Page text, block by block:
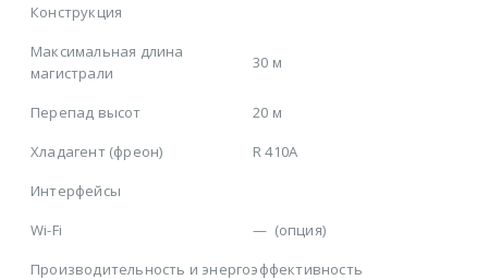
Конструкция
Максимальная длина
магистрали
30 м
Перепад высот
20 м
Хладагент (фреон)
R 410A
Интерфейсы
Wi-Fi
— (опция)
Производительность и энергоэффективность